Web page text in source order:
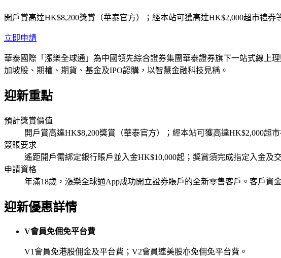
開戶賞高達HK$8,200獎賞（華泰官方）；經本站可獲高達HK$2,000超市禮券
立即申請
華泰國際「漲樂全球通」為中國領先綜合證券集團華泰證券旗下一站式線上
加坡股、期權、期貨、基金及IPO認購，以智慧金融科技見稱。
迎新重點
預計獎賞價值
開戶賞高達HK$8,200獎賞（華泰官方）；經本站可獲高達HK$2,000超
簽賬要求
遙距開戶需綁定銀行賬戶並入金HK$10,000起；獎賞須完成指定入金及
申請資格
年滿18歲，漲樂全球通App成功開立證券賬戶的全新零售客戶。客戶資
迎新優惠詳情
V會員免佣免平台費
V1會員免港股佣金及平台費；V2會員連美股亦免佣免平台費。